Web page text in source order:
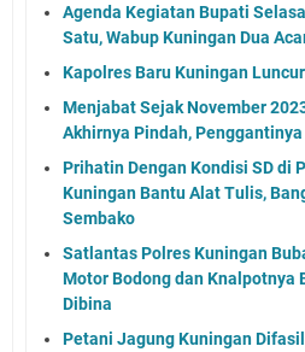
Agenda Kegiatan Bupati
Satu, Wabup Kuningan Dua
Kapolres Baru Kuningan
Menjabat Sejak November
Akhirnya Pindah,
Prihatin Dengan Kondisi SD di
Kuningan Bantu Alat Tulis,
Sembako
Satlantas Polres Kuningan
Motor Bodong dan Knalpotnya
Dibina
Petani Jagung Kuningan